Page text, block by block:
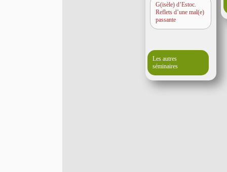
G(isèle) d’Estoc.
Reflets d’une mal(e)
passante
Les autres
séminaires